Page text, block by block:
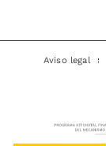
Aviso legal